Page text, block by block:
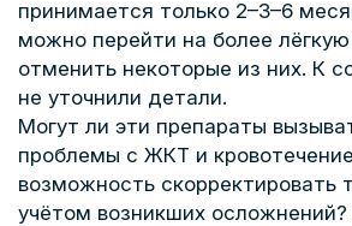
принимается только 2–3–6
можно перейти на более
отменить некоторые из них. К
не уточнили детали.
Могут ли эти препараты
проблемы с ЖКТ и
возможность скорректировать
учётом возникших